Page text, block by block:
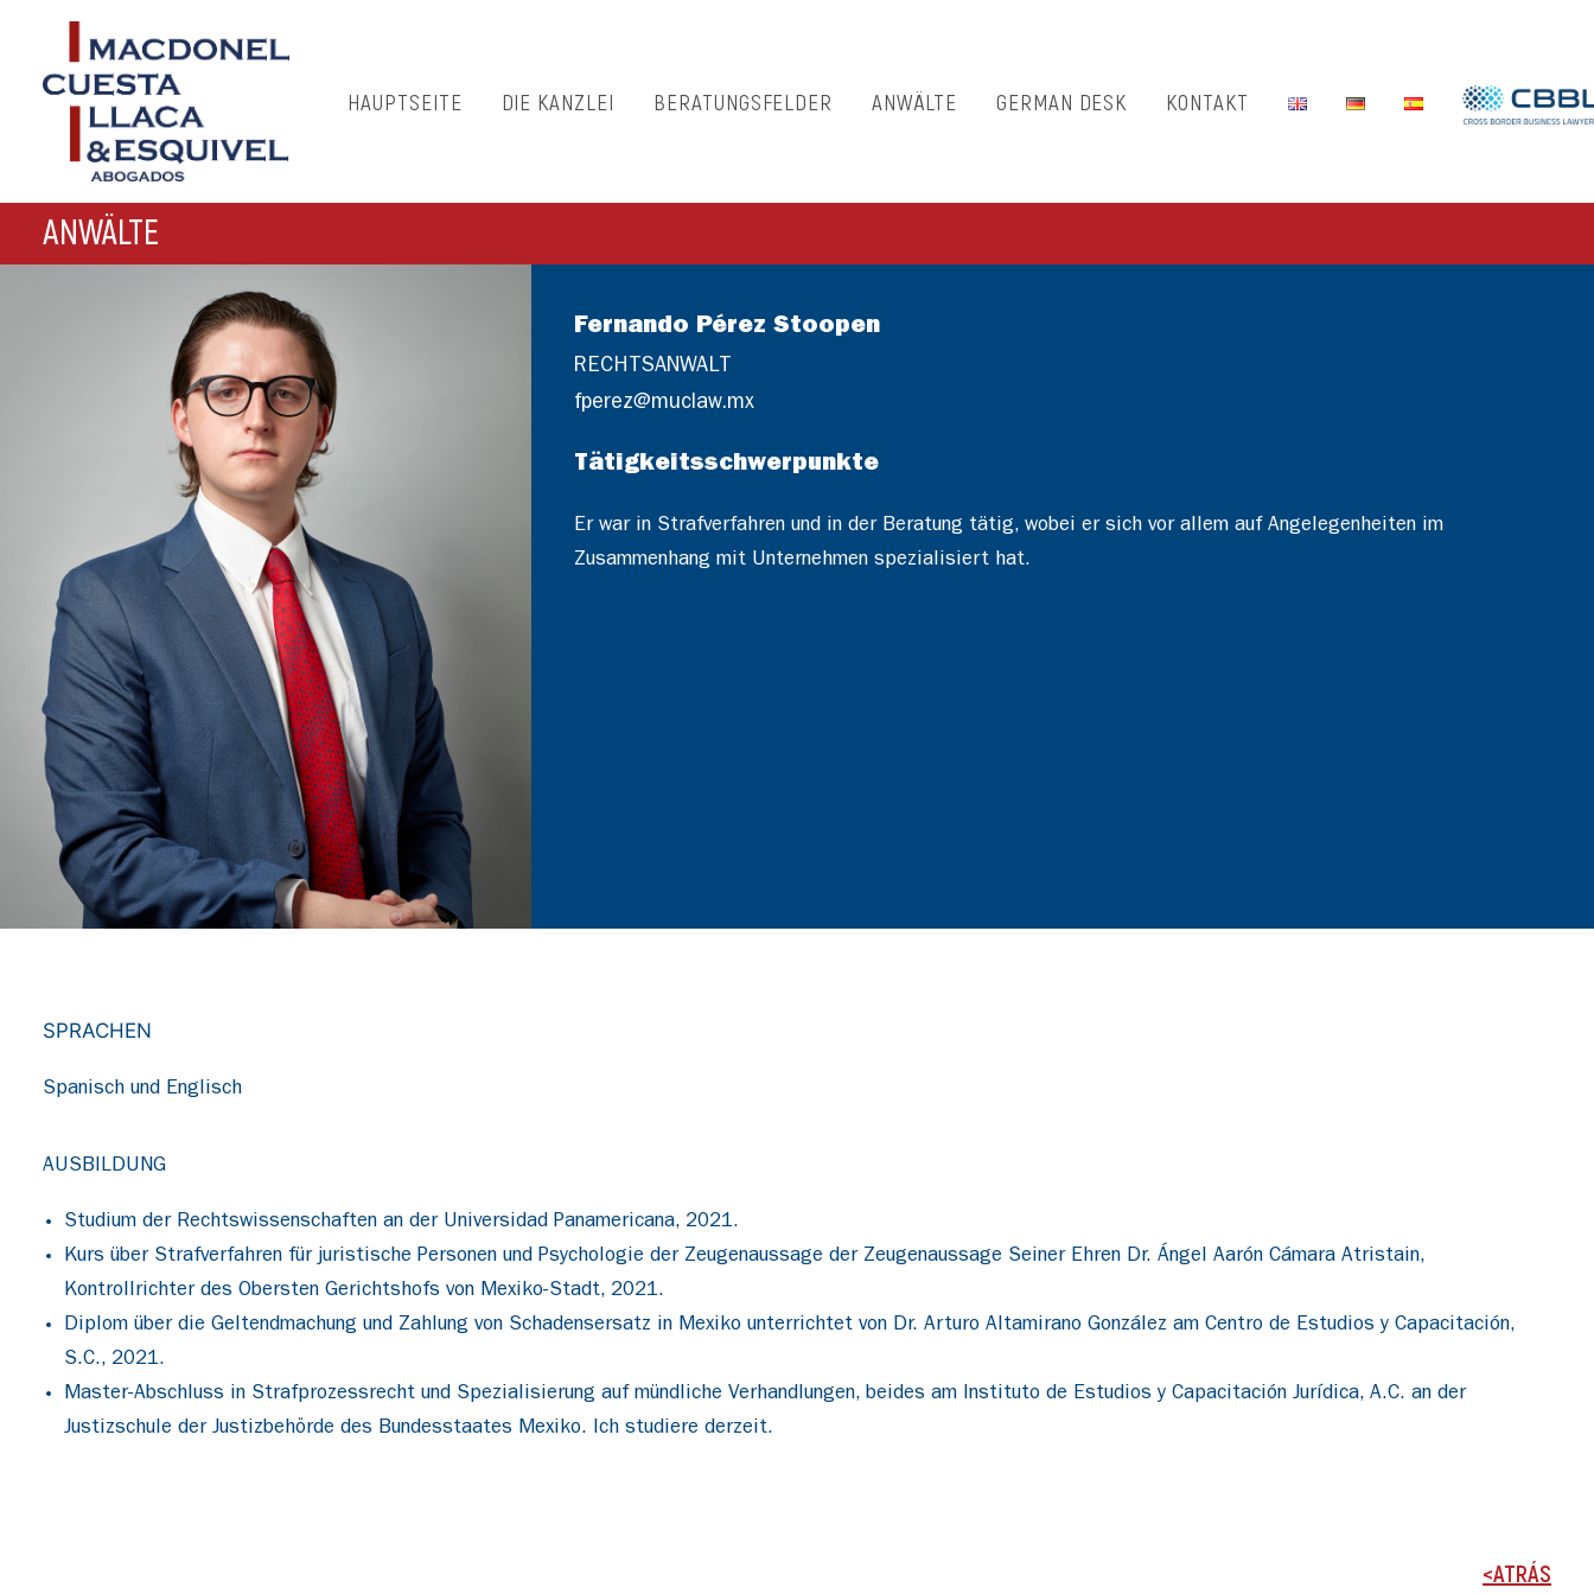
HAUPTSEITE DIE KANZLEI BERATUNGSFELDER ANWÄLTE GERMAN DESK KONTAKT
ANWÄLTE
Fernando Pérez Stoopen
RECHTSANWALT
fperez@muclaw.mx
Tätigkeitsschwerpunkte
Er war in Strafverfahren und in der Beratung tätig, wobei er sich vor allem auf Angelegenheiten im
Zusammenhang mit Unternehmen spezialisiert hat.
SPRACHEN
Spanisch und Englisch
AUSBILDUNG
Studium der Rechtswissenschaften an der Universidad Panamericana, 2021.
Kurs über Strafverfahren für juristische Personen und Psychologie der Zeugenaussage der Zeugenaussage Seiner Ehren Dr. Ángel Aarón Cámara Atristain,
Kontrollrichter des Obersten Gerichtshofs von Mexiko-Stadt, 2021.
Diplom über die Geltendmachung und Zahlung von Schadensersatz in Mexiko unterrichtet von Dr. Arturo Altamirano González am Centro de Estudios y Capacitación,
S.C., 2021.
Master-Abschluss in Strafprozessrecht und Spezialisierung auf mündliche Verhandlungen, beides am Instituto de Estudios y Capacitación Jurídica, A.C. an der
Justizschule der Justizbehörde des Bundesstaates Mexiko. Ich studiere derzeit.
<ATRÁS